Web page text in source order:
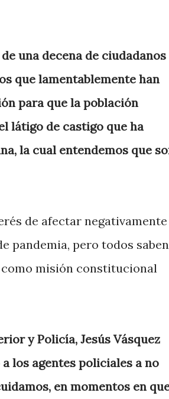
una decena de ciudadanos
que lamentablemente han
para que la población
látigo de castigo que ha
la cual entendemos que
de afectar negativamente
pandemia, pero todos saben
como misión constitucional
y Policía, Jesús Vásquez
los agentes policiales a no
en momentos en